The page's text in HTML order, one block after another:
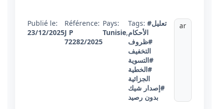
Publié le:
23/12/2025
Référence:
J P
72282/2025
Pays:
Tunisie,
Tags: #تعليل
الأحكام
#ظروف
التخفيف
#التسوية
#الخطية
الجزائية
#إصدار شيك
بدون رصيد
ar